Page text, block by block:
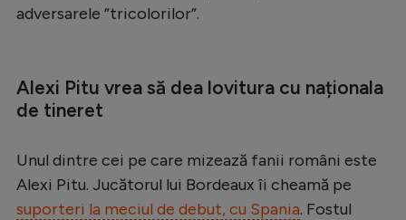
Stranieri
Handbal
Natație
adversarele ”tricolorilor”.
Alexi Pitu vrea să dea lovitura cu naționala
de tineret
Unul dintre cei pe care mizează fanii români este
Alexi Pitu. Jucătorul lui Bordeaux îi cheamă pe
suporteri la meciul de debut, cu Spania. Fostul